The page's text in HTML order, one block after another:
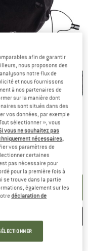
sur les frais de
dans une boîte
les infos sur la
afin de garantir
nous proposons des
notre flux de
et nous fournissons
à nos partenaires de
sur la manière dont
sont situés dans des
vos données, par exemple
sélectionner », vous
vous ne souhaitez pas
nécessaires,
vos paramètres de
certaines
pas nécessaire pour
pour la première fois à
se trouve dans la partie
également sur les
déclaration de